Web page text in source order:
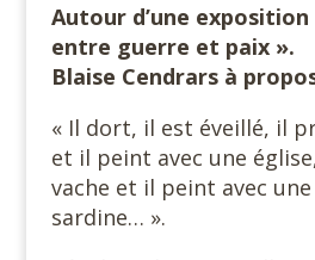
Autour d’une exposition
entre guerre et paix ».
Blaise Cendrars à
« Il dort, il est éveillé, il
et il peint avec une
vache et il peint avec une
sardine… ».